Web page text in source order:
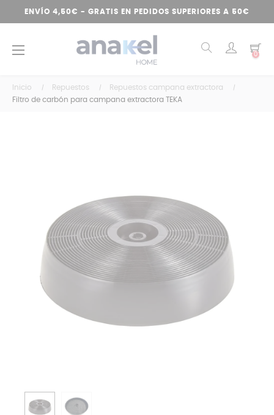
ENVÍO 4,50€ - GRATIS EN PEDIDOS SUPERIORES A 50€
Navegación
☰ 0
Inicio Repuestos
Repuestos campana extractora
Filtro de carbón para campana extractora TEKA